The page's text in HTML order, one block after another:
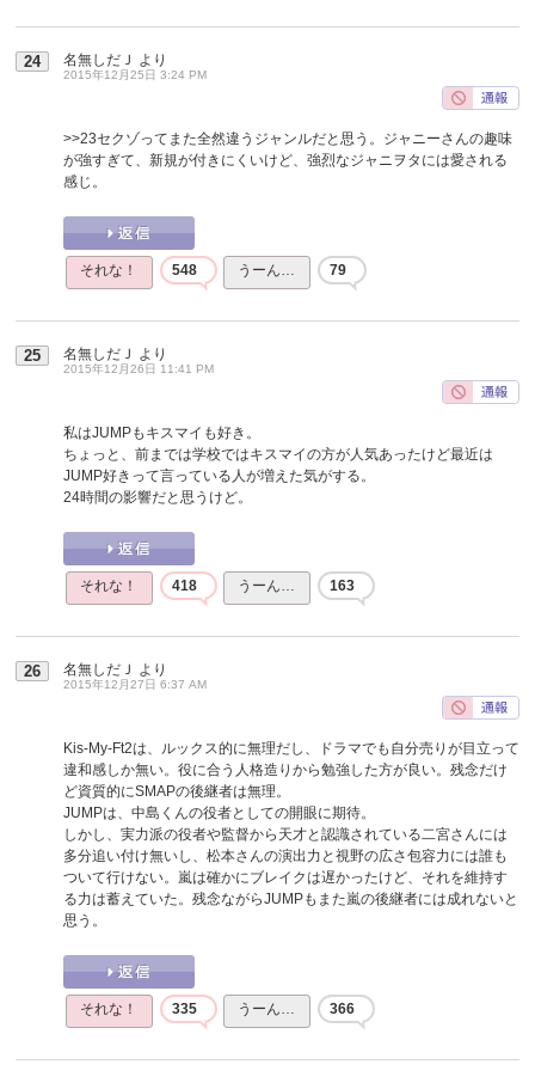
24 名無しだＪ より
2015年12月25日 3:24 PM
>>23セクゾってまた全然違うジャンルだと思う。ジャニーさんの趣味
が強すぎて、新規が付きにくいけど、強烈なジャニヲタには愛される
感じ。
それな！ 548 うーん… 79
25 名無しだＪ より
2015年12月26日 11:41 PM
私はJUMPもキスマイも好き。
ちょっと、前までは学校ではキスマイの方が人気あったけど最近は
JUMP好きって言っている人が増えた気がする。
24時間の影響だと思うけど。
それな！ 418 うーん… 163
26 名無しだＪ より
2015年12月27日 6:37 AM
Kis-My-Ft2は、ルックス的に無理だし、ドラマでも自分売りが目立って
違和感しか無い。役に合う人格造りから勉強した方が良い。残念だけ
ど資質的にSMAPの後継者は無理。
JUMPは、中島くんの役者としての開眼に期待。
しかし、実力派の役者や監督から天才と認識されている二宮さんには
多分追い付け無いし、松本さんの演出力と視野の広さ包容力には誰も
ついて行けない。嵐は確かにブレイクは遅かったけど、それを維持す
る力は蓄えていた。残念ながらJUMPもまた嵐の後継者には成れないと
思う。
それな！ 335 うーん… 366